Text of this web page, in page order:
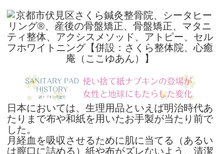
日本においては、生理用品といえば明治時代あ
たりまで布や和紙を用いたお手製が当たり前で
した。
月経血を吸収させるために肌に当てる（あるい
は膣口に詰める）紙や布がズレないよう、清潔